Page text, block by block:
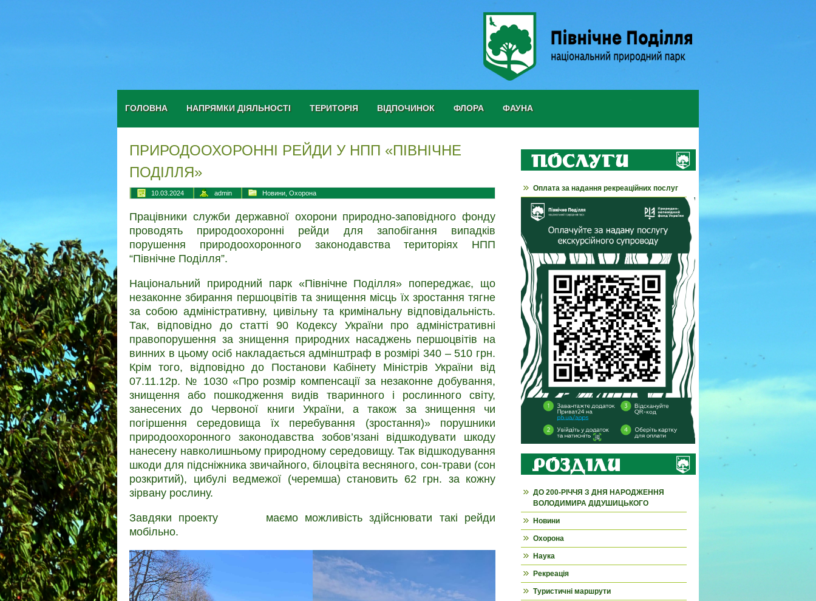
ГОЛОВНА НАПРЯМКИ ДІЯЛЬНОСТІ ТЕРИТОРІЯ ВІДПОЧИНОК ФЛОРА ФАУНА
ПРИРОДООХОРОННІ РЕЙДИ У НПП «ПІВНІЧНЕ
ПОДІЛЛЯ»
10.03.2024 admin Новини Охорона
Працівники служби державної охорони природно-заповідного фонду
проводять природоохоронні рейди для запобігання випадків
порушення природоохоронного законодавства територіях НПП
“Північне Поділля”.
Національний природний парк «Північне Поділля» попереджає, що
незаконне збирання першоцвітів та знищення місць їх зростання тягне
за собою адміністративну, цивільну та кримінальну відповідальність.
Так, відповідно до статті 90 Кодексу України про адміністративні
правопорушення за знищення природних насаджень першоцвітів на
винних в цьому осіб накладається адмінштраф в розмірі 340 – 510 грн.
Крім того, відповідно до Постанови Кабінету Міністрів України від
07.11.12р. № 1030 «Про розмір компенсації за незаконне добування,
знищення або пошкодження видів тваринного і рослинного світу,
занесених до Червоної книги України, а також за знищення чи
погіршення середовища їх перебування (зростання)» порушники
природоохоронного законодавства зобов’язані відшкодувати шкоду
нанесену навколишньому природному середовищу. Так відшкодування
шкоди для підсніжника звичайного, білоцвіта весняного, сон-трави (сон
розкритий), цибулі ведмежої (черемша) становить 62 грн. за кожну
зірвану рослину.
Завдяки проекту
маємо можливість здійснювати такі рейди
мобільно.
Оплата за надання рекреаційних послуг
ДО 200-РІЧЧЯ З ДНЯ НАРОДЖЕННЯ
ВОЛОДИМИРА ДІДУШИЦЬКОГО
Новини
Охорона
Наука
Рекреація
Туристичні маршрути